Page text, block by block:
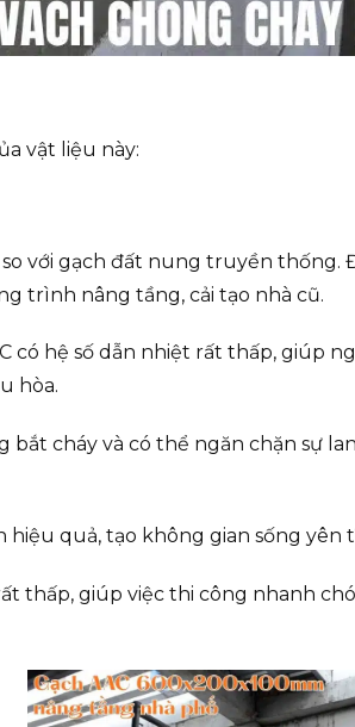
vật liệu này:
với gạch đất nung truyền thống.
trình nâng tầng, cải tạo nhà cũ.
có hệ số dẫn nhiệt rất thấp, giúp
hòa.
bắt cháy và có thể ngăn chặn sự
quả, tạo không gian sống yên
thấp, giúp việc thi công nhanh